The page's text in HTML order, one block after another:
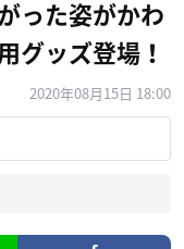
った姿がかわ
グッズ登場！
2020年08月15日 18:00